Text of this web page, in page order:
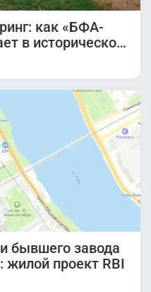
как «БФА-
в историческом
бывшего завода
жилой проект RBI